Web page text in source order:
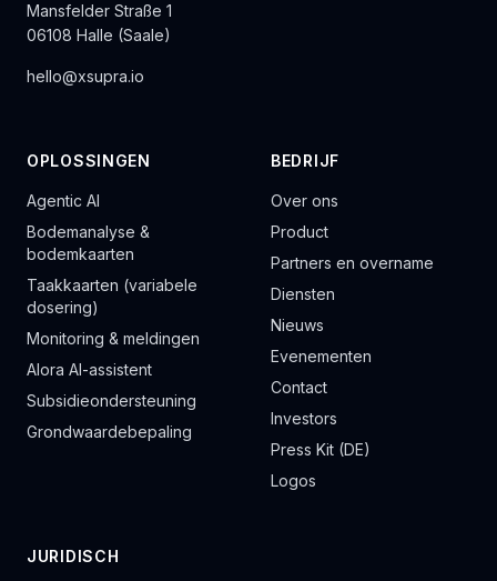
Mansfelder Straße 1
06108 Halle (Saale)
hello@xsupra.io
OPLOSSINGEN
Agentic AI
Bodemanalyse &
bodemkaarten
Taakkaarten (variabele
dosering)
Monitoring & meldingen
Alora AI-assistent
Subsidieondersteuning
Grondwaardebepaling
BEDRIJF
Over ons
Product
Partners en overname
Diensten
Nieuws
Evenementen
Contact
Investors
Press Kit (DE)
Logos
JURIDISCH